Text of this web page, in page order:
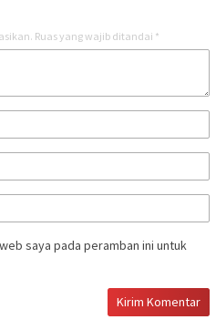
Ruas yang wajib ditandai *
saya pada peramban ini untuk